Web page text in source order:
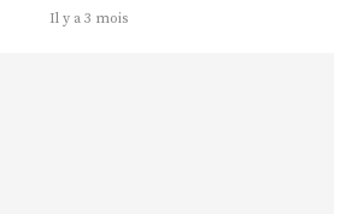
Il y a 3 mois